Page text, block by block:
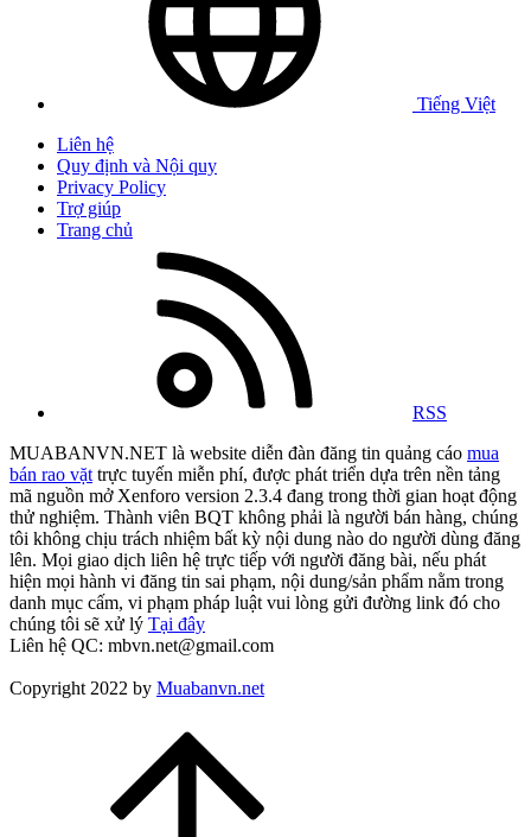
Tiếng Việt
Liên hệ
Quy định và Nội quy
Privacy Policy
Trợ giúp
Trang chủ
RSS
MUABANVN.NET là website diễn đàn đăng tin quảng cáo mua
bán rao vặt trực tuyến miễn phí, được phát triển dựa trên nền tảng
mã nguồn mở Xenforo version 2.3.4 đang trong thời gian hoạt động
thử nghiệm. Thành viên BQT không phải là người bán hàng, chúng
tôi không chịu trách nhiệm bất kỳ nội dung nào do người dùng đăng
lên. Mọi giao dịch liên hệ trực tiếp với người đăng bài, nếu phát
hiện mọi hành vi đăng tin sai phạm, nội dung/sản phẩm nằm trong
danh mục cấm, vi phạm pháp luật vui lòng gửi đường link đó cho
chúng tôi sẽ xử lý Tại đây
Liên hệ QC: mbvn.net@gmail.com
Copyright 2022 by Muabanvn.net